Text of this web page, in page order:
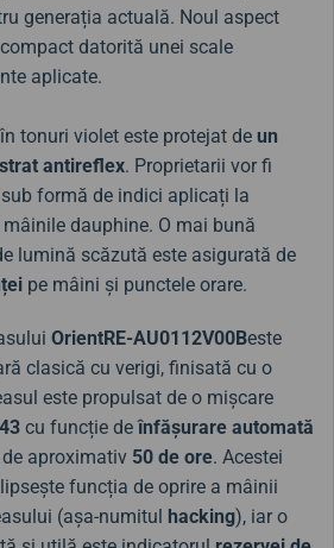
generația actuală. Noul aspect
datorită unei scale
aplicate.
tonuri violet este protejat de un
antireflex. Proprietarii vor fi
formă de indici aplicați la
dauphine. O mai bună
lumină scăzută este asigurată de
pe mâini și punctele orare.
OrientRE-AU0112V00Beste
clasică cu verigi, finisată cu o
este propulsat de o mișcare
cu funcție deînfășurare automată
de aproximativ 50 de ore. Acestei
funcția de oprire a mâinii
(așa-numitul hacking), iar o